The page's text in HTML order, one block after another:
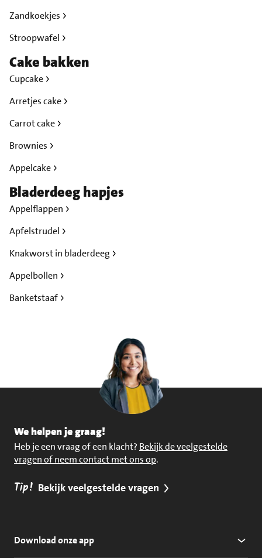
Zandkoekjes
Stroopwafel
Cake bakken
Cupcake
Arretjes cake
Carrot cake
Brownies
Appelcake
Bladerdeeg hapjes
Appelflappen
Apfelstrudel
Knakworst in bladerdeeg
Appelbollen
Banketstaaf
We helpen je graag!
Heb je een vraag of een klacht? Bekijk de veelgestelde
vragen of neem contact met ons op.
Tip! Bekijk veelgestelde vragen
Download onze app